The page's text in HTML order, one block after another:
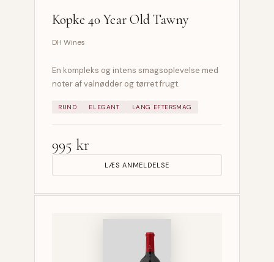
Kopke 40 Year Old Tawny
DH Wines
En kompleks og intens smagsoplevelse med
noter af valnødder og tørret frugt.
RUND ELEGANT LANG EFTERSMAG
995 kr
LÆS ANMELDELSE